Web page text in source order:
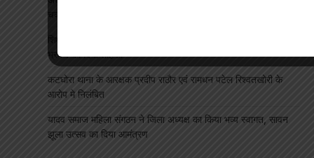
भ्रमण का दिया तोहफा
कटघोरा थाना के आरक्षक प्रदीप राठौर एवं रामधन पटेल रिश्वतखोरी के
आरोप मे निलंबित
यादव समाज महिला संगठन ने जिला अध्यक्ष का किया भव्य स्वागत, सावन
झूला उत्सव का दिया आमंत्रण